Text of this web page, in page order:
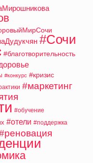
#Сочи
#благотворительность
#конкурс #кризис
#маркетинг
#обучение
#отели #поддержка